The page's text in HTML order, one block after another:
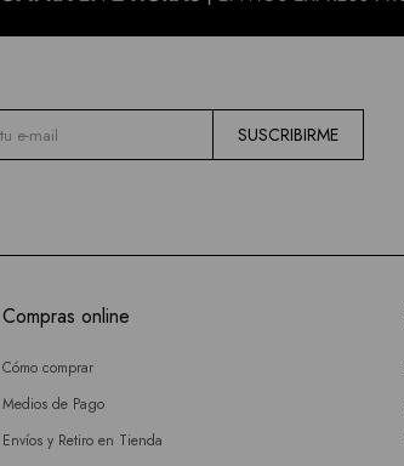
SUSCRIBIRME
Compras online
Cómo comprar
Medios de Pago
Envíos y Retiro en Tienda